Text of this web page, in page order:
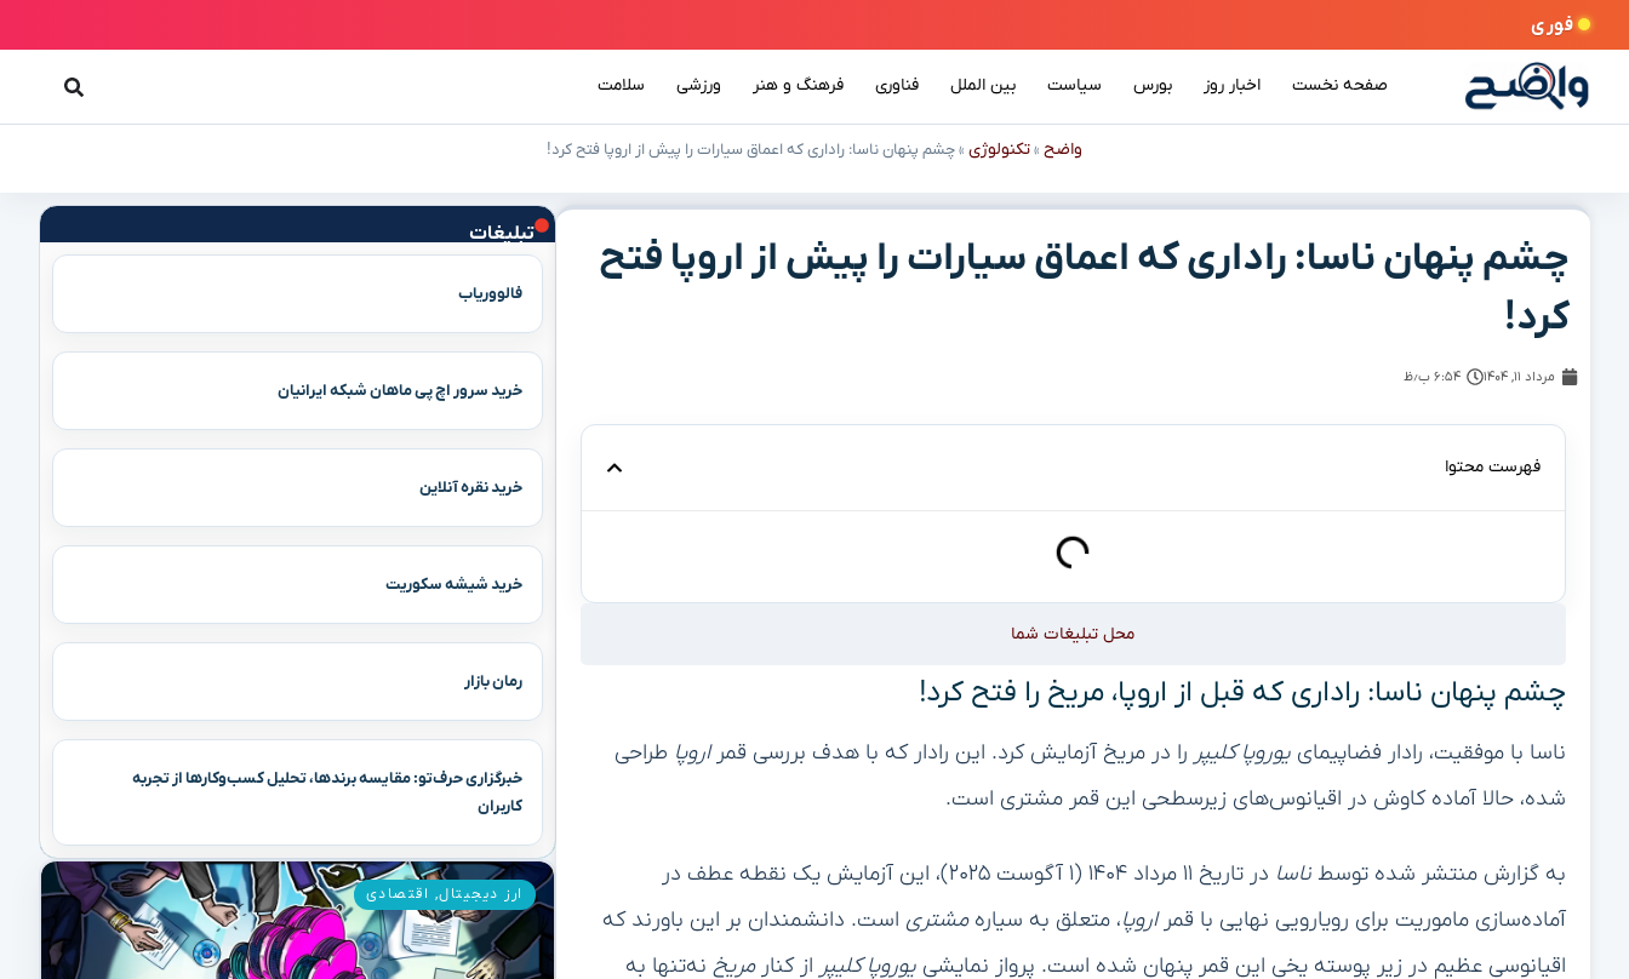
فوری
صفحه نخست اخبار روز بورس سیاست بین الملل فناوری فرهنگ و هنر ورزشی سلامت
واضح »تکنولوژی »چشم پنهان ناسا: راداری که اعماق سیارات را پیش از اروپا فتح کرد!
تبلیغات
فالووریاب
خرید سرور اچ پی ماهان شبکه ایرانیان
خرید نقره آنلاین
خرید شیشه سکوریت
رمان بازار
خبرگزاری حرف‌تو: مقایسه برندها، تحلیل کسب‌وکارها از تجربه
کاربران
ارز دیجیتال, اقتصادی
چشم پنهان ناسا: راداری که اعماق سیارات را پیش از اروپا فتح
کرد!
مرداد ۱۱, ۱۴۰۴ ۶:۵۴ ب٫ظ
فهرست محتوا
محل تبلیغات شما
چشم پنهان ناسا: راداری که قبل از اروپا، مریخ را فتح کرد!
ناسا با موفقیت، رادار فضاپیماییوروپا کلیپر را در مریخ آزمایش کرد. این رادار که با هدف بررسی قمراروپا طراحی
شده، حالا آماده کاوش در اقیانوس‌های زیرسطحی این قمر مشتری است.
به گزارش منتشر شده توسطناسا
در تاریخ ۱۱ مرداد ۱۴۰۴ (۱ آگوست ۲۰۲۵)، این آزمایش یک نقطه عطف در
آماده‌سازی ماموریت برای رویارویی نهایی با قمراروپا، متعلق به سیارهمشتری است. دانشمندان بر این باورند که
اقیانوسی عظیم در زیر پوسته یخی این قمر پنهان شده است. پرواز نمایشییوروپا کلیپر از کنارمریخ نه‌تنها به